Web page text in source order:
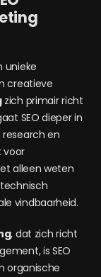
unieke
creatieve
zich primair richt
SEO dieper in
en
voor
alleen weten
vindbaarheid.
, dat zich richt
is SEO
organische